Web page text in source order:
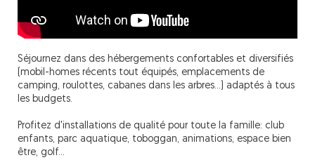
Séjournez dans des hébergements confortables et diversifiés
(mobil-homes récents tout équipés, emplacements de
camping, roulottes, cabanes dans les arbres...) adaptés à tous
les budgets.
Profitez d'installations de qualité pour toute la famille: club
enfants, parc aquatique, toboggan, animations, espace bien
être, golf...